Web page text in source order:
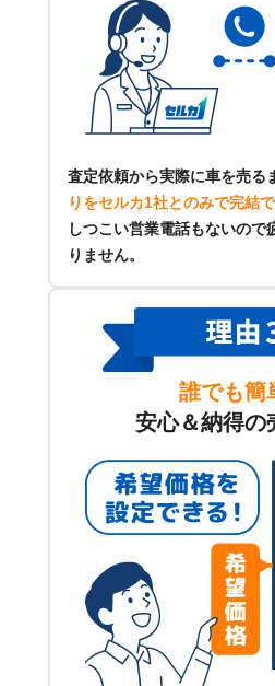
査定依頼から実際に車を売る
りをセルカ1社とのみで完結
しつこい営業電話もないので
りません。
誰でも簡
安心＆納得の